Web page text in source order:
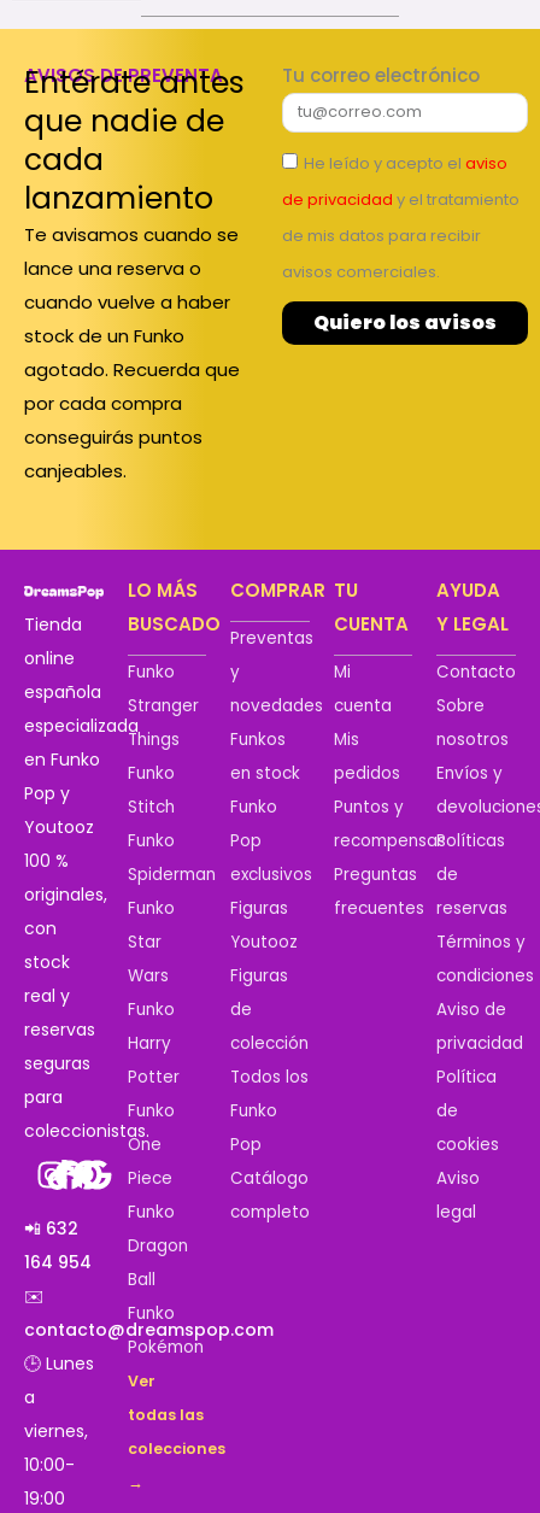
AVISOS DE PREVENTA
Entérate antes
que nadie de
cada
lanzamiento
Te avisamos cuando se
lance una reserva o
cuando vuelve a haber
stock de un Funko
agotado. Recuerda que
por cada compra
conseguirás puntos
canjeables.
Tu correo electrónico
He leído y acepto el aviso
de privacidad y el tratamiento
de mis datos para recibir
avisos comerciales.
Quiero los avisos
Tienda
online
española
especializada
en Funko
Pop y
Youtooz
100 %
originales,
con
stock
real y
reservas
seguras
para
coleccionistas.
📲 632
164 954
✉️
contacto@dreamspop.com
🕒 Lunes
a
viernes,
10:00-
19:00
LO MÁS
BUSCADO
Funko
Stranger
Things
Funko
Stitch
Funko
Spiderman
Funko
Star
Wars
Funko
Harry
Potter
Funko
One
Piece
Funko
Dragon
Ball
Funko
Pokémon
Ver
todas las
colecciones
→
COMPRAR
Preventas
y
novedades
Funkos
en stock
Funko
Pop
exclusivos
Figuras
Youtooz
Figuras
de
colección
Todos los
Funko
Pop
Catálogo
completo
TU
CUENTA
Mi
cuenta
Mis
pedidos
Puntos y
recompensas
Preguntas
frecuentes
AYUDA
Y LEGAL
Contacto
Sobre
nosotros
Envíos y
Políticas
de
reservas
Términos y
condiciones
Aviso de
privacidad
Política
de
cookies
Aviso
legal